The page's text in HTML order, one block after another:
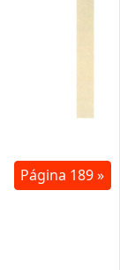
Página 189 »